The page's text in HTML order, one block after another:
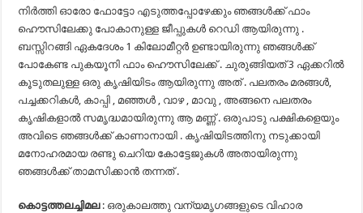
നിർത്തി ഓരോ ഫോട്ടോ എടുത്തപ്പോഴേക്കും ഞങ്ങൾക്ക് ഫാം
ഹൌസിലേക്കു പോകാനുള്ള ജീപ്പുകൾ റെഡി ആയിരുന്നു .
ബസ്സിറങ്ങി ഏകദേശം 1 കിലോമീറ്റർ ഉണ്ടായിരുന്നു ഞങ്ങൾക്ക്
പോകേണ്ട പുകയൂനി ഫാം ഹൌസിലേക്ക് . ചുരുങ്ങിയത് 3 ഏക്കറിൽ
കൂടുതലുള്ള ഒരു കൃഷിയിടം ആയിരുന്നു അത് . പലതരം മരങ്ങൾ,
പച്ചക്കറികൾ, കാപ്പി , മഞ്ഞൾ , വാഴ , മാവു , അങ്ങനെ പലതരം
കൃഷികളാൽ സമൃദ്ധമായിരുന്നു ആ മണ്ണ് . ഒരുപാടു പക്ഷികളെയും
അവിടെ ഞങ്ങൾക്ക് കാണാനായി . കൃഷിയിടത്തിനു നടുക്കായി
മനോഹരമായ രണ്ടു ചെറിയ കോട്ടേജുകൾ അതായിരുന്നു
ഞങ്ങൾക്ക് താമസിക്കാൻ തന്നത് .
കൊട്ടത്തലച്ചിമല: ഒരുകാലത്തു വന്യമൃഗങ്ങളുടെ വിഹാര